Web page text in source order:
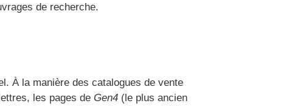
de recherche.
À la manière des catalogues de vente
les pages de Gen4(le plus ancien